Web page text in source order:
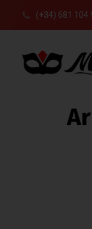
(+34) 681 104